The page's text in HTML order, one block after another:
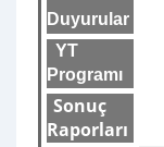
Duyurular
YT
Programı
Sonuç
Raporları